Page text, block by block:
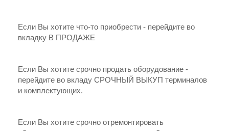
Если Вы хотите что-то приобрести - перейдите во
вкладку В ПРОДАЖЕ
Если Вы хотите срочно продать оборудование -
перейдите во вкладу СРОЧНЫЙ ВЫКУП терминалов
и комплектующих.
Если Вы хотите срочно отремонтировать